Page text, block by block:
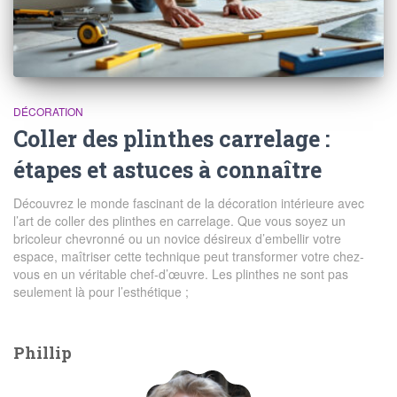
DÉCORATION
Coller des plinthes carrelage :
étapes et astuces à connaître
Découvrez le monde fascinant de la décoration intérieure avec
l’art de coller des plinthes en carrelage. Que vous soyez un
bricoleur chevronné ou un novice désireux d’embellir votre
espace, maîtriser cette technique peut transformer votre chez-
vous en un véritable chef-d’œuvre. Les plinthes ne sont pas
seulement là pour l’esthétique ;
Phillip